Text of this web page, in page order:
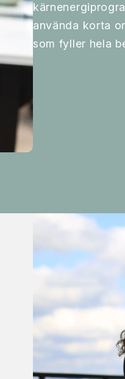
använda korta
som fyller hela